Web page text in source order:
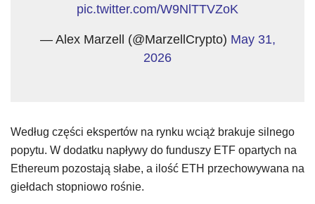
pic.twitter.com/W9NlTTVZoK
— Alex Marzell (@MarzellCrypto) May 31,
2026
Według części ekspertów na rynku wciąż brakuje silnego
popytu. W dodatku napływy do funduszy ETF opartych na
Ethereum pozostają słabe, a ilość ETH przechowywana na
giełdach stopniowo rośnie.